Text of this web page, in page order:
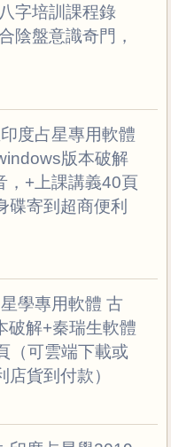
字培訓課程錄
陰盤意識奇門，
度占星專用軟體
版本破解
，+上課講義40頁
碟寄到超商便利
學專用軟體 古
破解+秦瑞生軟體
（可雲端下載或
貨到付款）